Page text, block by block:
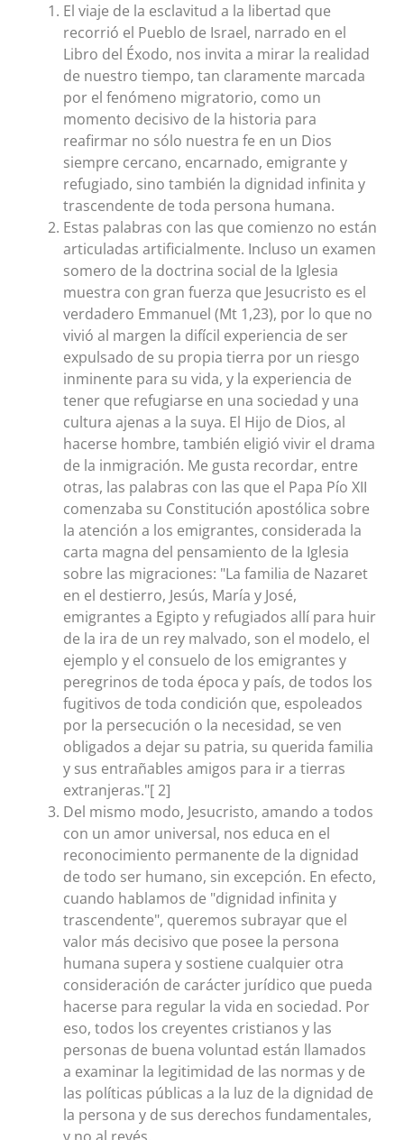
El viaje de la esclavitud a la libertad que
recorrió el Pueblo de Israel, narrado en el
Libro del Éxodo, nos invita a mirar la realidad
de nuestro tiempo, tan claramente marcada
por el fenómeno migratorio, como un
momento decisivo de la historia para
reafirmar no sólo nuestra fe en un Dios
siempre cercano, encarnado, emigrante y
refugiado, sino también la dignidad infinita y
trascendente de toda persona humana.
Estas palabras con las que comienzo no están
articuladas artificialmente. Incluso un examen
somero de la doctrina social de la Iglesia
muestra con gran fuerza que Jesucristo es el
verdadero Emmanuel (Mt 1,23), por lo que no
vivió al margen la difícil experiencia de ser
expulsado de su propia tierra por un riesgo
inminente para su vida, y la experiencia de
tener que refugiarse en una sociedad y una
cultura ajenas a la suya. El Hijo de Dios, al
hacerse hombre, también eligió vivir el drama
de la inmigración. Me gusta recordar, entre
otras, las palabras con las que el Papa Pío XII
comenzaba su Constitución apostólica sobre
la atención a los emigrantes, considerada la
carta magna del pensamiento de la Iglesia
sobre las migraciones: "La familia de Nazaret
en el destierro, Jesús, María y José,
emigrantes a Egipto y refugiados allí para huir
de la ira de un rey malvado, son el modelo, el
ejemplo y el consuelo de los emigrantes y
peregrinos de toda época y país, de todos los
fugitivos de toda condición que, espoleados
por la persecución o la necesidad, se ven
obligados a dejar su patria, su querida familia
y sus entrañables amigos para ir a tierras
extranjeras."[ 2]
Del mismo modo, Jesucristo, amando a todos
con un amor universal, nos educa en el
reconocimiento permanente de la dignidad
de todo ser humano, sin excepción. En efecto,
cuando hablamos de "dignidad infinita y
trascendente", queremos subrayar que el
valor más decisivo que posee la persona
humana supera y sostiene cualquier otra
consideración de carácter jurídico que pueda
hacerse para regular la vida en sociedad. Por
eso, todos los creyentes cristianos y las
personas de buena voluntad están llamados
a examinar la legitimidad de las normas y de
las políticas públicas a la luz de la dignidad de
la persona y de sus derechos fundamentales,